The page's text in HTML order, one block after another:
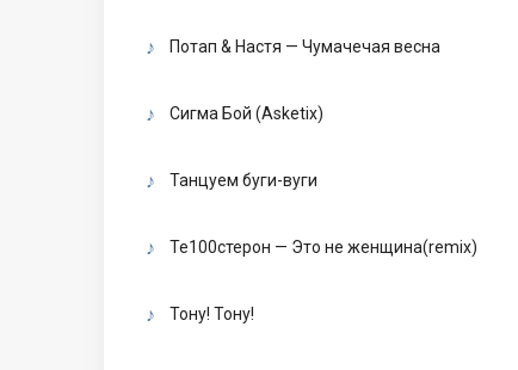
Потап & Настя — Чумачечая весна
Сигма Бой (Asketix)
Танцуем буги-вуги
Те100стерон — Это не женщина(remix)
Тону! Тону!